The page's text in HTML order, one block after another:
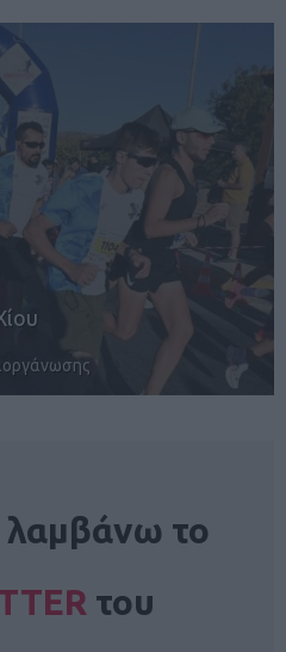
2026
Running P…
το
του